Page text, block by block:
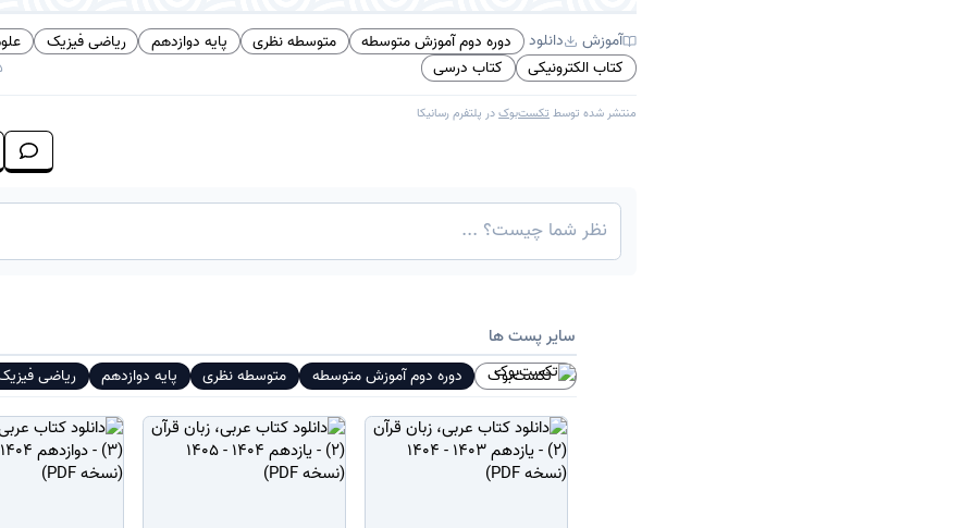
آموزش دانلود دوره دوم آموزش متوسطه متوسطه نظری پایه دوازدهم ریاضی فیزیک
کتاب الکترونیکی
کتاب درسی
منتشر شده توسطتکست‌بوکدر پلتفرمرسانیکا
سایر پست ها
تکست‌بوک
دوره دوم آموزش متوسطه متوسطه نظری پایه دوازدهم ریاضی